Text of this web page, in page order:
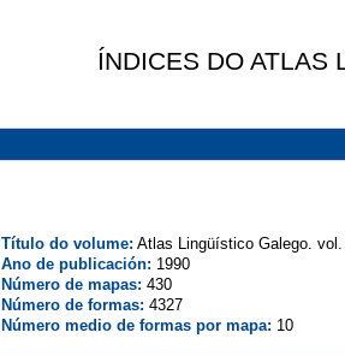
ÍNDICES DO ATLAS
Título do volume: Atlas Lingüístico Galego.
Ano de publicación: 1990
Número de mapas: 430
Número de formas: 4327
Número medio de formas por mapa: 10